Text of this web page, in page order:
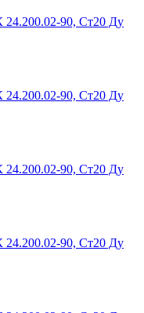
24.200.02-90, Ст20 Ду
24.200.02-90, Ст20 Ду
24.200.02-90, Ст20 Ду
24.200.02-90, Ст20 Ду